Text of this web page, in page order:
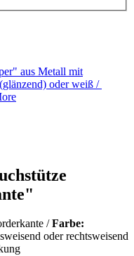
aus Metall mit
oder weiß /
/Farbe:
oder rechtsweisend